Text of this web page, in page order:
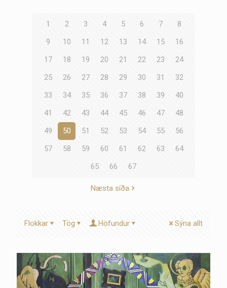
1 2 3 4 5 6 7
8
9
10 11 12 13 14 15
16
17
18 19 20 21 22 23
24
25
26 27 28 29 30 31
32
33
34 35 36 37 38 39
40
41
42 43 44 45 46 47
48
49
50 51 52 53 54 55
56
57
58 59 60 61 62 63
64
65
66 67
Næsta síða
Flokkar Tög Höfundur Sýna allt